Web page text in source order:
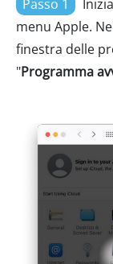
Passo 1
menu Apple.
finestra delle
"Programma